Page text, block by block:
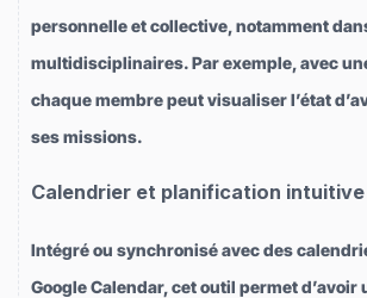
personnelle et collective, notamment
multidisciplinaires. Par exemple, avec
chaque membre peut visualiser l’état
ses missions.
Calendrier et planification intuitive
Intégré ou synchronisé avec des
Google Calendar, cet outil permet d’avoir